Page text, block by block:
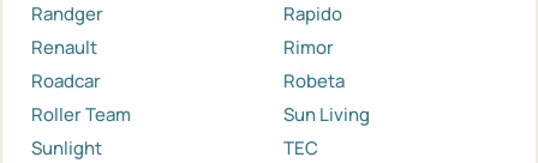
Randger
Rapido
Renault
Rimor
Roadcar
Robeta
Roller Team
Sun Living
Sunlight
TEC